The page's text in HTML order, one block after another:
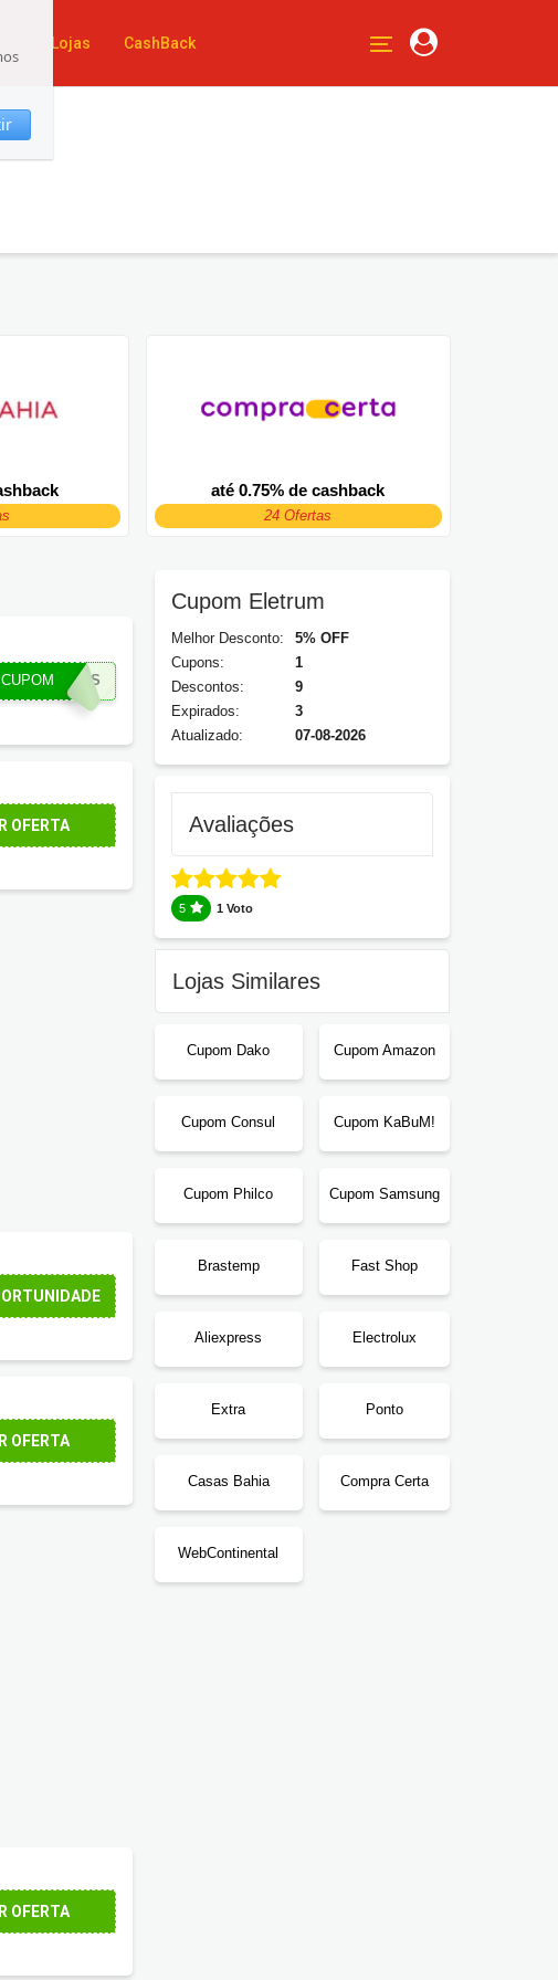
Lojas CashBack
até 0.75% de cashback
24 Ofertas
. Aproveite!
SAUDADES
economia
OFERTA
ou em promoções da loja.
. As melhores marcas e modelos.
OFERTA
de desconto
OFERTA
Cupom Eletrum
Melhor Desconto:
5% OFF
Cupons:
1
Descontos:
9
Expirados:
3
Atualizado:
07-08-2026
Avaliações
5 1 Voto
Lojas Similares
Cupom Dako Cupom Amazon
Cupom Consul Cupom KaBuM!
Cupom Philco Cupom Samsung
Brastemp Fast Shop
Aliexpress Electrolux
Extra Ponto
Casas Bahia Compra Certa
WebContinental